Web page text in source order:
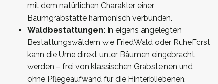
mit dem natürlichen Charakter einer
Baumgrabstätte harmonisch verbunden.
Waldbestattungen: In eigens angelegten
Bestattungswäldern wie FriedWald oder RuheForst
kann die Urne direkt unter Bäumen eingebracht
werden – frei von klassischen Grabsteinen und
ohne Pflegeaufwand für die Hinterbliebenen.